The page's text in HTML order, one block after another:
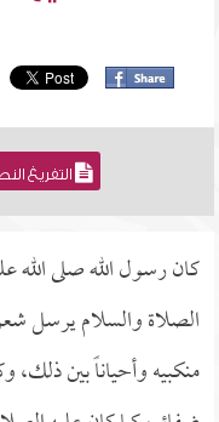
التفريغ
كان رسول الله صلى الله
الصلاة والسلام يرسل
منكبيه وأحياناً بين ذلك،